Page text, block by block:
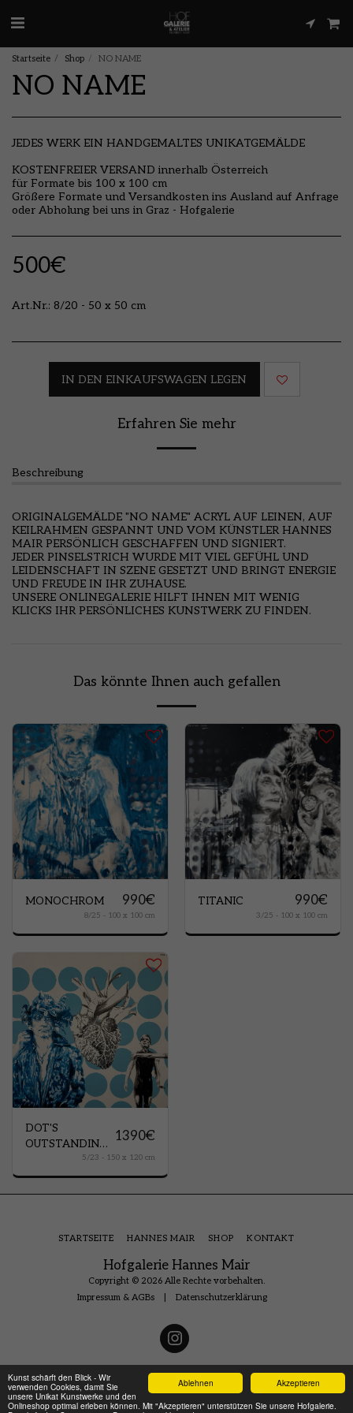
Akzeptieren
Ablehnen
Kunst schärft den Blick - Wir
verwenden Cookies, damit Sie
unsere Unikat Kunstwerke und den
Onlineshop optimal erleben können. Mit "Akzeptieren" unterstützen Sie unsere Hofgalerie.
Startseite Shop NO NAME
NO NAME
JEDES WERK EIN HANDGEMALTES UNIKATGEMÄLDE
KOSTENFREIER VERSAND innerhalb Österreich
für Formate bis 100 x 100 cm
Größere Formate und Versandkosten ins Ausland auf Anfrage
oder Abholung bei uns in Graz - Hofgalerie
500€
Art.Nr.: 8/20 - 50 x 50 cm
IN DEN EINKAUFSWAGEN LEGEN
Erfahren Sie mehr
Beschreibung
ORIGINALGEMÄLDE "NO NAME" ACRYL AUF LEINEN, AUF
KEILRAHMEN GESPANNT UND VOM KÜNSTLER HANNES
MAIR PERSÖNLICH GESCHAFFEN UND SIGNIERT.
JEDER PINSELSTRICH WURDE MIT VIEL GEFÜHL UND
LEIDENSCHAFT IN SZENE GESETZT UND BRINGT ENERGIE
UND FREUDE IN IHR ZUHAUSE.
UNSERE ONLINEGALERIE HILFT IHNEN MIT WENIG
KLICKS IHR PERSÖNLICHES KUNSTWERK ZU FINDEN.
Das könnte Ihnen auch gefallen
MONOCHROM 990€
8/25 - 100 x 100 cm
TITANIC 990€
3/25 - 100 x 100 cm
DOT'S
OUTSTANDING
1390€
5/23 - 150 x 120 cm
Hofgalerie Hannes Mair
Copyright © 2026 Alle Rechte vorbehalten.
Impressum & AGBs| Datenschutzerklärung
STARTSEITE HANNES MAIR SHOP KONTAKT